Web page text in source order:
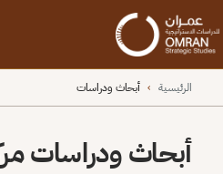
الرئيسية › أبحاث ودراسات
أبحاث ودراسات